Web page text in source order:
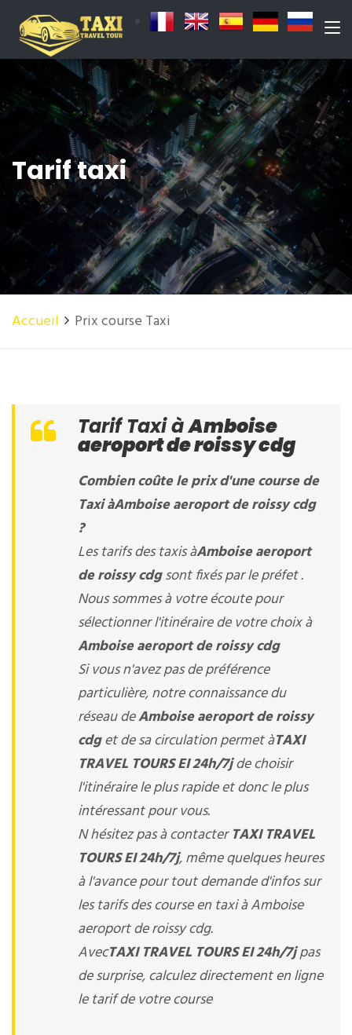
Tarif taxi
Accueil Prix course Taxi
Tarif Taxi àAmboise
aeroport de roissy cdg
Combien coûte le prix d'une course de
Taxi àAmboise aeroport de roissy cdg
?
Les tarifs des taxis àAmboise aeroport
de roissy cdgsont fixés par le préfet .
Nous sommes à votre écoute pour
sélectionner l'itinéraire de votre choix à
Amboise aeroport de roissy cdg
Si vous n'avez pas de préférence
particulière, notre connaissance du
réseau deAmboise aeroport de roissy
cdget de sa circulation permet àTAXI
TRAVEL TOURS EI 24h/7jde choisir
l'itinéraire le plus rapide et donc le plus
intéressant pour vous.
N hésitez pas à contacterTAXI TRAVEL
TOURS EI 24h/7j, même quelques heures
à l'avance pour tout demande d'infos sur
les tarifs des course en taxi à Amboise
aeroport de roissy cdg.
AvecTAXI TRAVEL TOURS EI 24h/7jpas
de surprise, calculez directement en ligne
le tarif de votre course